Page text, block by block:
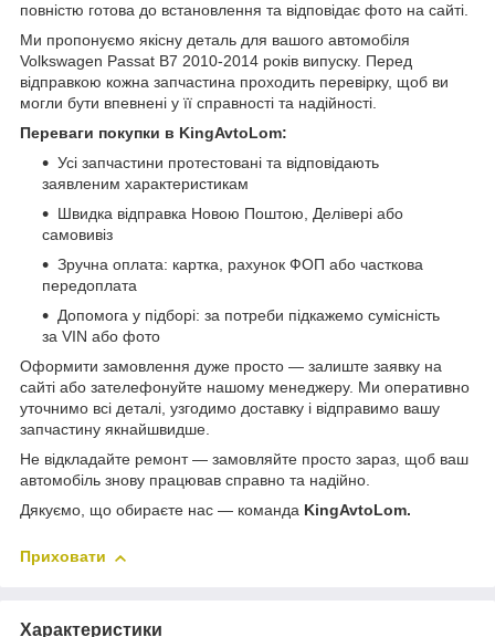
повністю готова до встановлення та відповідає фото на сайті.
Ми пропонуємо якісну деталь для вашого автомобіля
Volkswagen Passat B7 2010-2014 років випуску. Перед
відправкою кожна запчастина проходить перевірку, щоб ви
могли бути впевнені у її справності та надійності.
Переваги покупки в KingAvtoLom:
Усі запчастини протестовані та відповідають
заявленим характеристикам
Швидка відправка Новою Поштою, Делівері або
самовивіз
Зручна оплата: картка, рахунок ФОП або часткова
передоплата
Допомога у підборі: за потреби підкажемо сумісність
за VIN або фото
Оформити замовлення дуже просто — залиште заявку на
сайті або зателефонуйте нашому менеджеру. Ми оперативно
уточнимо всі деталі, узгодимо доставку і відправимо вашу
запчастину якнайшвидше.
Не відкладайте ремонт — замовляйте просто зараз, щоб ваш
автомобіль знову працював справно та надійно.
Дякуємо, що обираєте нас — команда KingAvtoLom.
Приховати
Характеристики